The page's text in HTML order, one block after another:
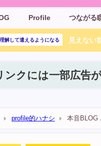
Profile つながる
解して遣えるようになる 見えない
クには一部広告
profile的ハナシ 本音BLOG